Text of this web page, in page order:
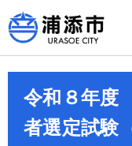
令和８年度
者選定試験